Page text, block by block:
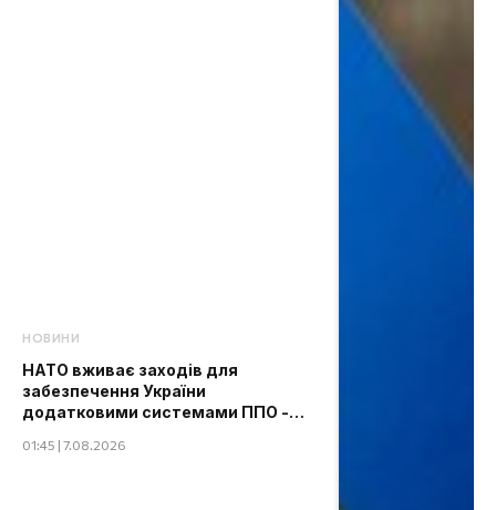
НОВИНИ
НАТО вживає заходів для
забезпечення України
додатковими системами ППО -
01:45 | 7.08.2026